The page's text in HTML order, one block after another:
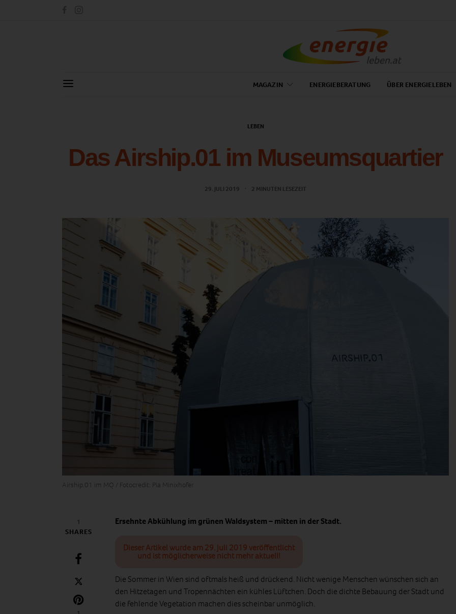
MAGAZIN ENERGIEBERATUNG ÜBER ENERGIELEBEN
LEBEN
Das Airship.01 im Museumsquartier
29. JULI 2019 2 MINUTEN LESEZEIT
Airship.01 im MQ / Fotocredit: Pia Minixhofer
1
SHARES
Ersehnte Abkühlung im grünen Waldsystem – mitten in der Stadt.
Dieser Artikel wurde am 29. Juli 2019 veröffentlicht
und ist möglicherweise nicht mehr aktuell!
Die Sommer in Wien sind oftmals heiß und drückend. Nicht wenige Menschen wünschen sich an
den Hitzetagen und Tropennächten ein kühles Lüftchen. Doch die dichte Bebauung der Stadt und
die fehlende Vegetation machen dies scheinbar unmöglich.